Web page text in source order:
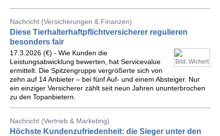
Nachricht (Versicherungen & Finanzen)
Diese Tierhalterhaftpflichtversicherer regulieren
besonders fair
Bild: Wichert
17.3.2026 (€) - Wie Kunden die
Leistungsabwicklung bewerten, hat Servicevalue
ermittelt. Die Spitzengruppe vergrößerte sich von
zehn auf 14 Anbieter – bei fünf Auf- und einem Absteiger. Nur
ein einziger Versicherer zählt seit neun Jahren ununterbrochen
zu den Topanbietern.
Nachricht (Vertrieb & Marketing)
Höchste Kundenzufriedenheit: die Sieger unter den